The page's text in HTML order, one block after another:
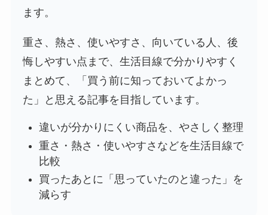
ます。
重さ、熱さ、使いやすさ、向いている人、後
悔しやすい点まで、生活目線で分かりやすく
まとめて、「買う前に知っておいてよかっ
た」と思える記事を目指しています。
違いが分かりにくい商品を、やさしく整理
重さ・熱さ・使いやすさなどを生活目線で
比較
買ったあとに「思っていたのと違った」を
減らす